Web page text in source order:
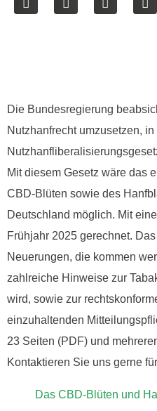
Die Bundesregierung
Nutzhanfrecht umzusetzen, in
Mit diesem Gesetz wäre das
CBD-Blüten sowie des
Deutschland möglich. Mit
Frühjahr 2025 gerechnet.
Neuerungen, die kommen
zahlreiche Hinweise zur
wird, sowie zur
einzuhaltenden
23 Seiten (PDF) und
Kontaktieren Sie uns gerne
Das CBD-Blüten und